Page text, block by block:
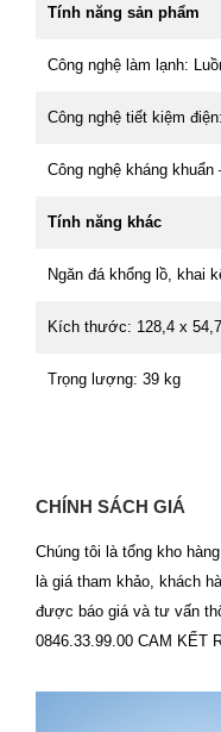
Tính năng sản phẩm
Công nghệ làm lạnh:
Công nghệ tiết kiệm
Công nghệ kháng
Tính năng khác
Ngăn đá khổng lồ, khai
Kích thước: 128,4 x
Trọng lượng: 39 kg
CHÍNH SÁCH GIÁ
Chúng tôi là tổng kho
là giá tham khảo, khách
được báo giá và tư vấn
0846.33.99.00 CAM KẾT